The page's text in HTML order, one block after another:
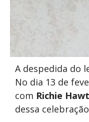
A despedida do
No dia 13 de
com Richie
dessa